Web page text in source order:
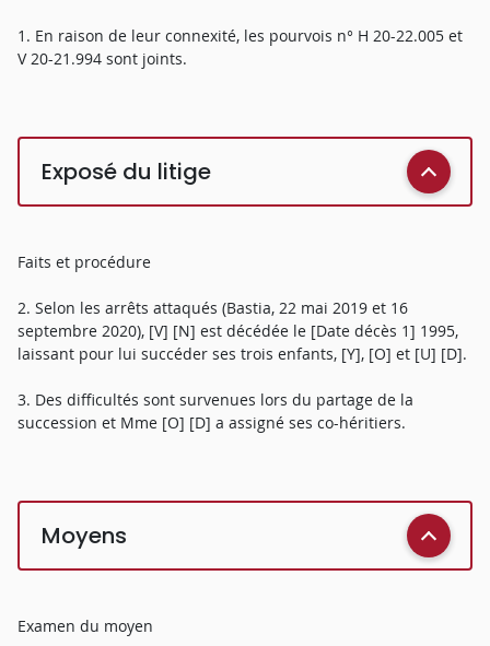
1. En raison de leur connexité, les pourvois n° H 20-22.005 et
V 20-21.994 sont joints.
Exposé du litige
Faits et procédure
2. Selon les arrêts attaqués (Bastia, 22 mai 2019 et 16
septembre 2020), [V] [N] est décédée le [Date décès 1] 1995,
laissant pour lui succéder ses trois enfants, [Y], [O] et [U] [D].
3. Des difficultés sont survenues lors du partage de la
succession et Mme [O] [D] a assigné ses co-héritiers.
Moyens
Examen du moyen